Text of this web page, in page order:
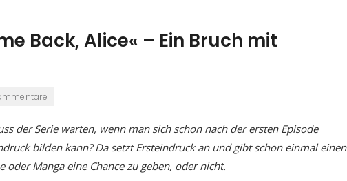
Back, Alice« – Ein Bruch mit
der Serie warten, wenn man sich schon nach der ersten Episode
bilden kann? Da setzt Ersteindruck an und gibt schon einmal einen
Manga eine Chance zu geben, oder nicht.